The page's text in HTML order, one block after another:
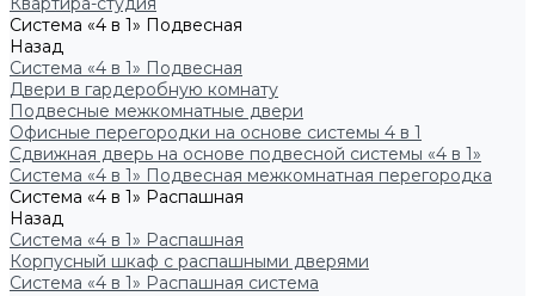
Система «4 в 1» Подвесная
Назад
Система «4 в 1» Подвесная
Двери в гардеробную комнату
Подвесные межкомнатные двери
Офисные перегородки на основе системы 4 в 1
Сдвижная дверь на основе подвесной системы «4 в 1»
Система «4 в 1» Подвесная межкомнатная перегородка
Система «4 в 1» Распашная
Назад
Система «4 в 1» Распашная
Корпусный шкаф с распашными дверями
Система «4 в 1» Распашная система